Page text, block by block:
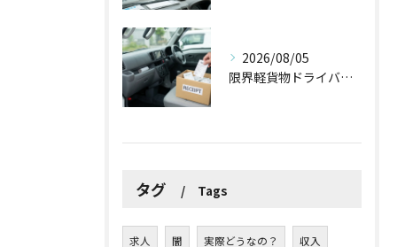
2026/08/05
限界軽貨物ドライバーが最低限やるべき！？「ズボラ経費防衛術」
タグ Tags
求人 闇 実際どうなの？ 収入